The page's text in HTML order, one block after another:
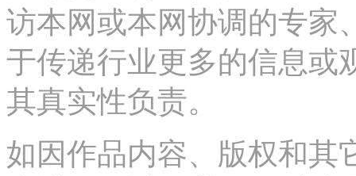
访本网或本网协调的专家
于传递行业更多的信息或
其真实性负责。
如因作品内容、版权和其